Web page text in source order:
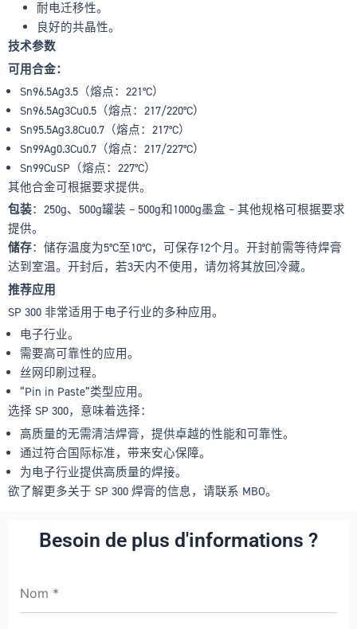
耐电迁移性。
良好的共晶性。
技术参数
可用合金：
Sn96.5Ag3.5（熔点：221°C）
Sn96.5Ag3Cu0.5（熔点：217/220°C）
Sn95.5Ag3.8Cu0.7（熔点：217°C）
Sn99Ag0.3Cu0.7（熔点：217/227°C）
Sn99CuSP（熔点：227°C）
其他合金可根据要求提供。
包装：250g、500g罐装 – 500g和1000g墨盒 – 其他规格可根据要求
提供。
储存：储存温度为5°C至10°C，可保存12个月。开封前需等待焊膏
达到室温。开封后，若3天内不使用，请勿将其放回冷藏。
推荐应用
SP 300 非常适用于电子行业的多种应用。
电子行业。
需要高可靠性的应用。
丝网印刷过程。
“Pin in Paste”类型应用。
选择 SP 300，意味着选择：
高质量的无需清洁焊膏，提供卓越的性能和可靠性。
通过符合国际标准，带来安心保障。
为电子行业提供高质量的焊接。
欲了解更多关于 SP 300 焊膏的信息，请联系 MBO。
Besoin de plus d'informations ?